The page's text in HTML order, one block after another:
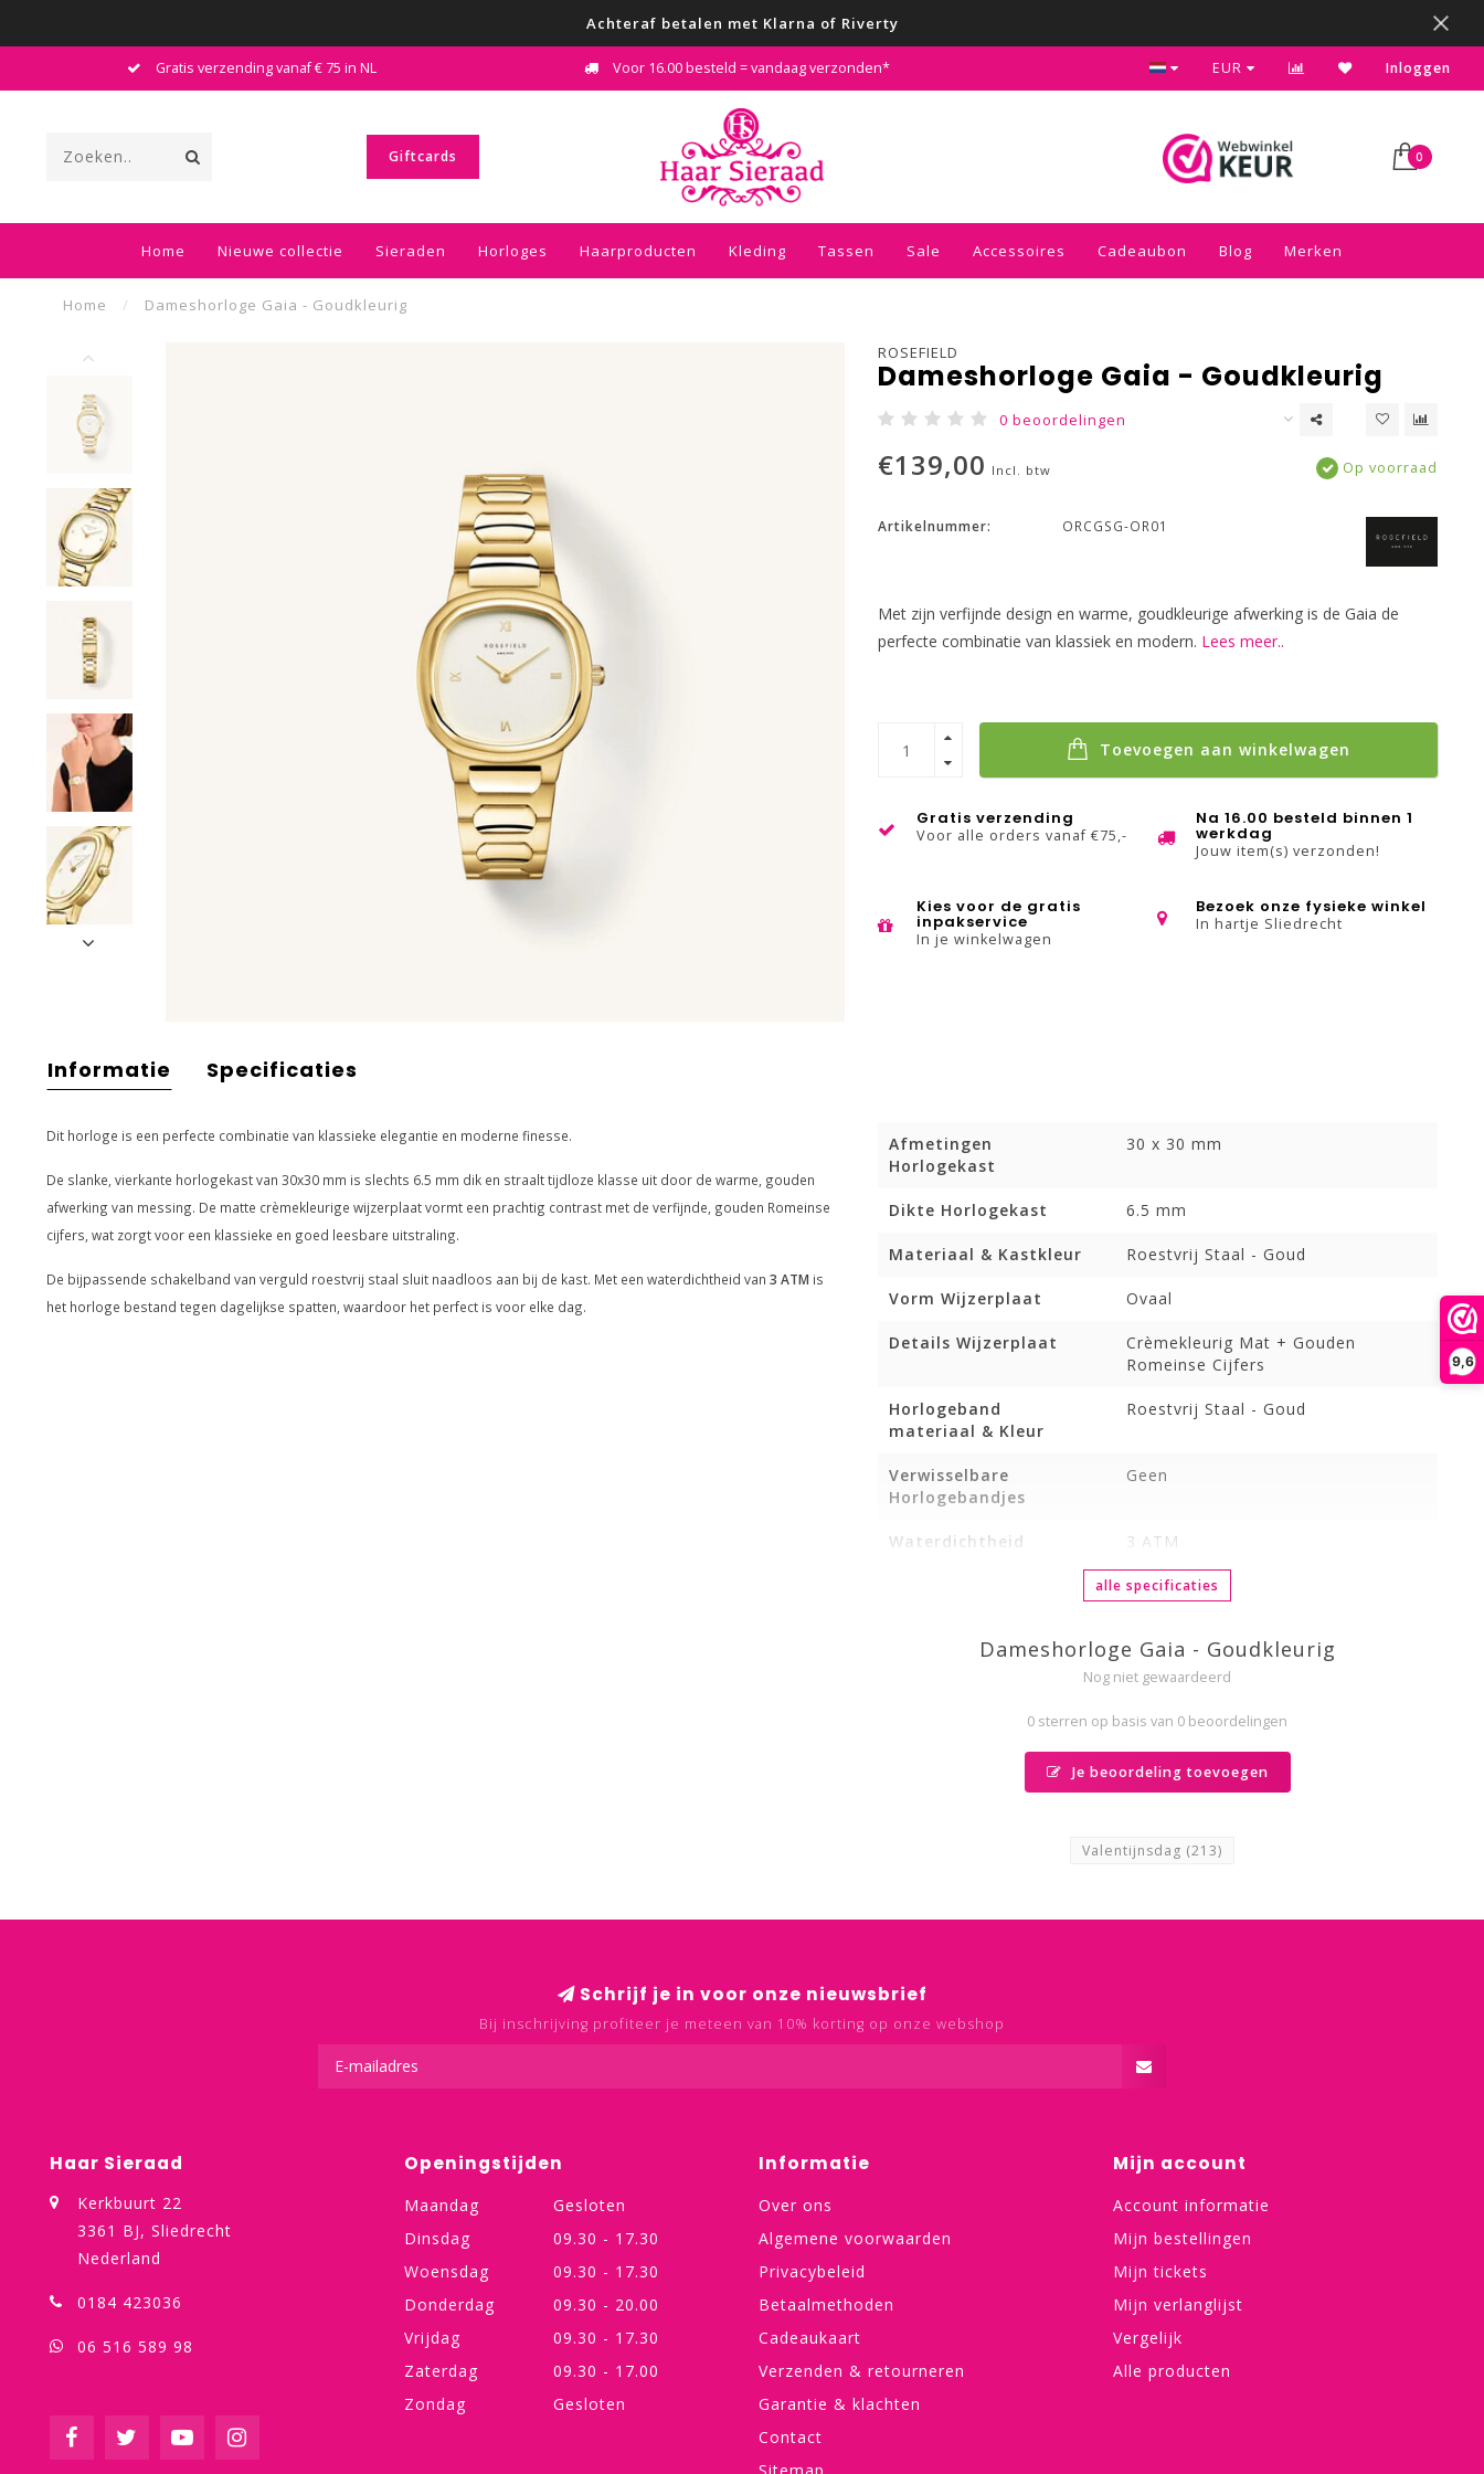
9,6
Achteraf betalen met Klarna of Riverty
Gratis verzending vanaf € 75 in NL Voor 16.00 besteld = vandaag verzonden* Kies voor de gratis inpakservice in je winkelwagen
EUR Inloggen
Giftcards 0
Home Nieuwe collectie Sieraden Horloges Haarproducten Kleding Tassen Sale Accessoires Cadeaubon Blog Merken
Home / Dameshorloge Gaia - Goudkleurig
ROSEFIELD
Dameshorloge Gaia - Goudkleurig
0 beoordelingen
€139,00 Incl. btw Op voorraad
Artikelnummer: ORCGSG-OR01
Met zijn verfijnde design en warme, goudkleurige afwerking is de Gaia de
perfecte combinatie van klassiek en modern. Lees meer..
Toevoegen aan winkelwagen
Gratis verzending
Voor alle orders vanaf €75,-
Na 16.00 besteld binnen 1
werkdag
Jouw item(s) verzonden!
Kies voor de gratis
inpakservice
In je winkelwagen
Bezoek onze fysieke winkel
In hartje Sliedrecht
Informatie Specificaties
Dit horloge is een perfecte combinatie van klassieke elegantie en moderne finesse.
De slanke, vierkante horlogekast van 30x30 mm is slechts 6.5 mm dik en straalt tijdloze klasse uit door de warme, gouden
afwerking van messing. De matte crèmekleurige wijzerplaat vormt een prachtig contrast met de verfijnde, gouden Romeinse
cijfers, wat zorgt voor een klassieke en goed leesbare uitstraling.
De bijpassende schakelband van verguld roestvrij staal sluit naadloos aan bij de kast. Met een waterdichtheid van 3 ATM is
het horloge bestand tegen dagelijkse spatten, waardoor het perfect is voor elke dag.
Afmetingen
Horlogekast
30 x 30 mm
Dikte Horlogekast 6.5 mm
Materiaal & Kastkleur Roestvrij Staal - Goud
Vorm Wijzerplaat Ovaal
Details Wijzerplaat
Crèmekleurig Mat + Gouden
Romeinse Cijfers
Horlogeband
materiaal & Kleur
Roestvrij Staal - Goud
Verwisselbare
Horlogebandjes
Geen
Waterdichtheid 3 ATM
alle specificaties
Dameshorloge Gaia - Goudkleurig
Nog niet gewaardeerd
0 sterren op basis van 0 beoordelingen
Je beoordeling toevoegen
Valentijnsdag (213)
Schrijf je in voor onze nieuwsbrief
Bij inschrijving profiteer je meteen van 10% korting op onze webshop
Haar Sieraad
Kerkbuurt 22
3361 BJ, Sliedrecht
Nederland
0184 423036
06 516 589 98
Openingstijden
Maandag
Gesloten
Dinsdag
09.30 - 17.30
Woensdag
09.30 - 17.30
Donderdag
09.30 - 20.00
Vrijdag
09.30 - 17.30
Zaterdag
09.30 - 17.00
Zondag
Gesloten
Informatie
Over ons
Algemene voorwaarden
Privacybeleid
Betaalmethoden
Cadeaukaart
Verzenden & retourneren
Garantie & klachten
Contact
Mijn account
Account informatie
Mijn bestellingen
Mijn tickets
Mijn verlanglijst
Vergelijk
Alle producten